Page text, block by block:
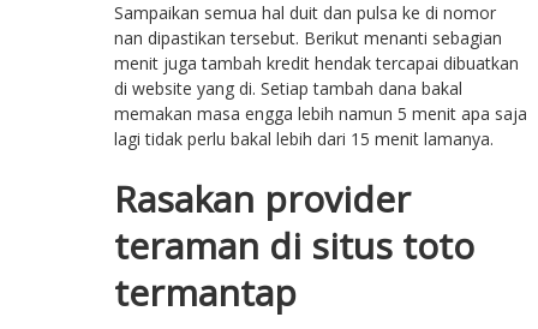
Sampaikan semua hal duit dan pulsa ke di nomor
nan dipastikan tersebut. Berikut menanti sebagian
menit juga tambah kredit hendak tercapai dibuatkan
di website yang di. Setiap tambah dana bakal
memakan masa engga lebih namun 5 menit apa saja
lagi tidak perlu bakal lebih dari 15 menit lamanya.
Rasakan provider
teraman di situs toto
termantap